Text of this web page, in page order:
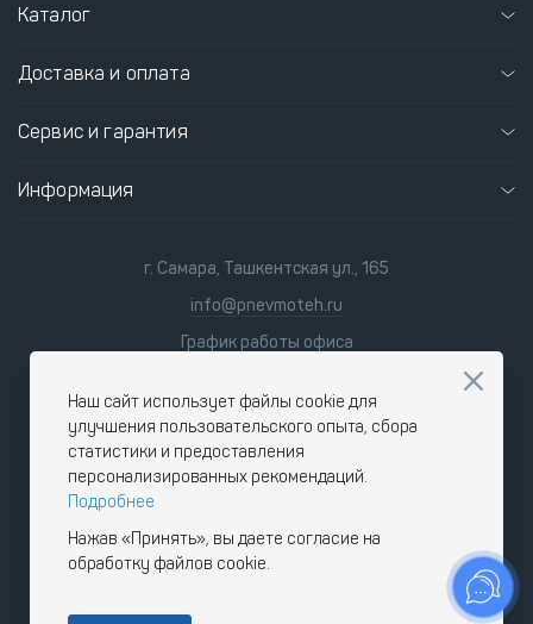
Каталог
Доставка и оплата
Сервис и гарантия
Информация
г. Самара, Ташкентская ул., 165
info@pnevmoteh.ru
График работы офиса
сб-вс 9:00 - 18:00
Наш сайт использует файлы cookie для
улучшения пользовательского опыта, сбора
статистики и предоставления
персонализированных рекомендаций.
Подробнее
Нажав «Принять», вы даете согласие на
обработку файлов cookie.